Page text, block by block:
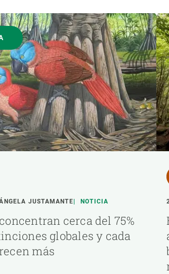
JUSTAMANTE NOTICIA
cerca del 75%
globales y cada
más